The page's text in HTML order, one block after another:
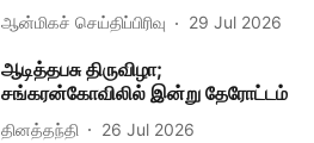
ஆன்மிகச் செய்திப்பிரிவு 29 Jul 2026
ஆடித்தபசு திருவிழா;
சங்கரன்கோவிலில் இன்று தேரோட்டம்
தினத்தந்தி 26 Jul 2026